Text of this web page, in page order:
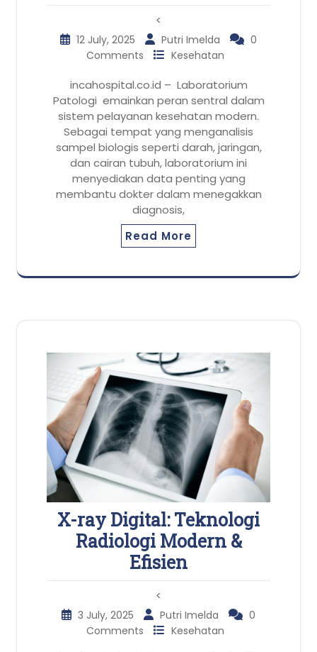
<
12 July, 2025 Putri Imelda
0
Comments
Kesehatan
incahospital.co.id – Laboratorium
Patologi emainkan peran sentral dalam
sistem pelayanan kesehatan modern.
Sebagai tempat yang menganalisis
sampel biologis seperti darah, jaringan,
dan cairan tubuh, laboratorium ini
menyediakan data penting yang
membantu dokter dalam menegakkan
diagnosis,
Read More
X-ray Digital: Teknologi
Radiologi Modern &
Efisien
<
3 July, 2025 Putri Imelda
0
Comments
Kesehatan